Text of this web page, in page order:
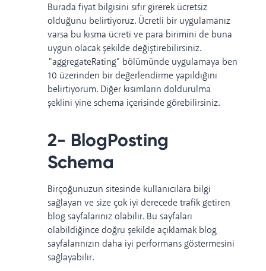
Burada fiyat bilgisini sıfır girerek ücretsiz
olduğunu belirtiyoruz. Ücretli bir uygulamanız
varsa bu kısma ücreti ve para birimini de buna
uygun olacak şekilde değiştirebilirsiniz.
"aggregateRating" bölümünde uygulamaya ben
10 üzerinden bir değerlendirme yapıldığını
belirtiyorum. Diğer kısımların doldurulma
şeklini yine schema içerisinde görebilirsiniz.
2- BlogPosting
Schema
Birçoğunuzun sitesinde kullanıcılara bilgi
sağlayan ve size çok iyi derecede trafik getiren
blog sayfalarınız olabilir. Bu sayfaları
olabildiğince doğru şekilde açıklamak blog
sayfalarınızın daha iyi performans göstermesini
sağlayabilir.